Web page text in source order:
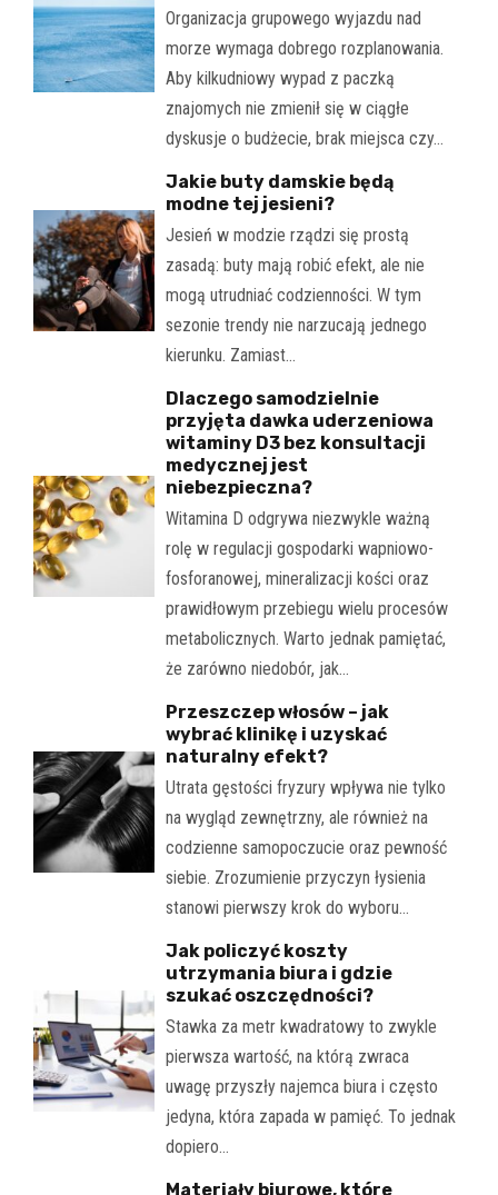
Organizacja grupowego wyjazdu nad
morze wymaga dobrego rozplanowania.
Aby kilkudniowy wypad z paczką
znajomych nie zmienił się w ciągłe
dyskusje o budżecie, brak miejsca czy…
Jakie buty damskie będą
modne tej jesieni?
Jesień w modzie rządzi się prostą
zasadą: buty mają robić efekt, ale nie
mogą utrudniać codzienności. W tym
sezonie trendy nie narzucają jednego
kierunku. Zamiast…
Dlaczego samodzielnie
przyjęta dawka uderzeniowa
witaminy D3 bez konsultacji
medycznej jest
niebezpieczna?
Witamina D odgrywa niezwykle ważną
rolę w regulacji gospodarki wapniowo-
fosforanowej, mineralizacji kości oraz
prawidłowym przebiegu wielu procesów
metabolicznych. Warto jednak pamiętać,
że zarówno niedobór, jak…
Przeszczep włosów – jak
wybrać klinikę i uzyskać
naturalny efekt?
Utrata gęstości fryzury wpływa nie tylko
na wygląd zewnętrzny, ale również na
codzienne samopoczucie oraz pewność
siebie. Zrozumienie przyczyn łysienia
stanowi pierwszy krok do wyboru…
Jak policzyć koszty
utrzymania biura i gdzie
szukać oszczędności?
Stawka za metr kwadratowy to zwykle
pierwsza wartość, na którą zwraca
uwagę przyszły najemca biura i często
jedyna, która zapada w pamięć. To jednak
dopiero…
Materiały biurowe, które